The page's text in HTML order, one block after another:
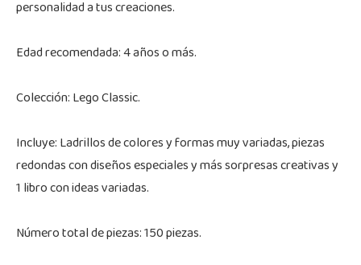
personalidad a tus creaciones.
Edad recomendada: 4 años o más.
Colección: Lego Classic.
Incluye: Ladrillos de colores y formas muy variadas, piezas
redondas con diseños especiales y más sorpresas creativas y
1 libro con ideas variadas.
Número total de piezas: 150 piezas.